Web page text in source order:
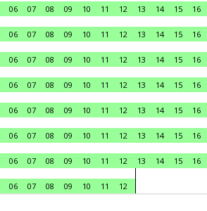
06 07 08 09 10 11 12 13 14 15 16
06 07 08 09 10 11 12 13 14 15 16
06 07 08 09 10 11 12 13 14 15 16
06 07 08 09 10 11 12 13 14 15 16
06 07 08 09 10 11 12 13 14 15 16
06 07 08 09 10 11 12 13 14 15 16
06 07 08 09 10 11 12 13 14 15 16
06 07 08 09 10 11 12